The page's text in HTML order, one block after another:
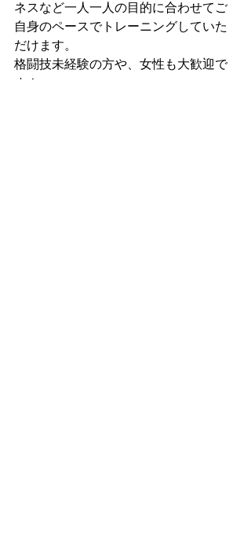
ネスなど一人一人の目的に合わせてご
自身のペースでトレーニングしていた
だけます。
格闘技未経験の方や、女性も大歓迎で
す！